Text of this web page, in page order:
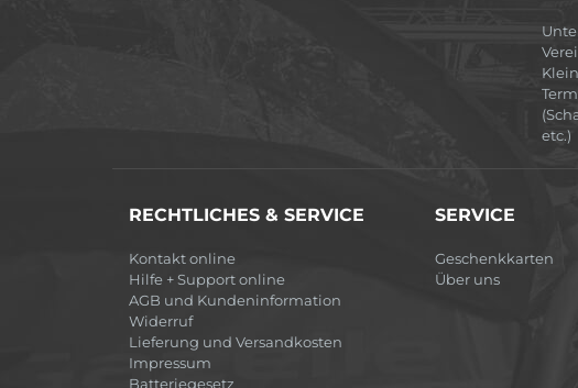
etc.)
RECHTLICHES & SERVICE
Kontakt online
Hilfe + Support online
AGB und Kundeninformation
Widerruf
Lieferung und Versandkosten
Impressum
Batteriegesetz
SERVICE
Geschenkkarten
Über uns